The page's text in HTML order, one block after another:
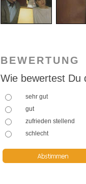
BEWERTUNG
Wie bewertest Du
sehr gut
gut
zufrieden stellend
schlecht